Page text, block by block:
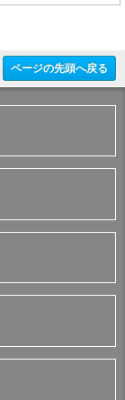
ページの先頭へ戻る